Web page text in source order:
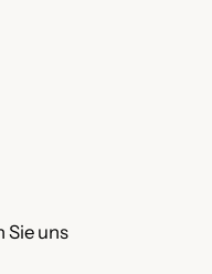
Sie uns